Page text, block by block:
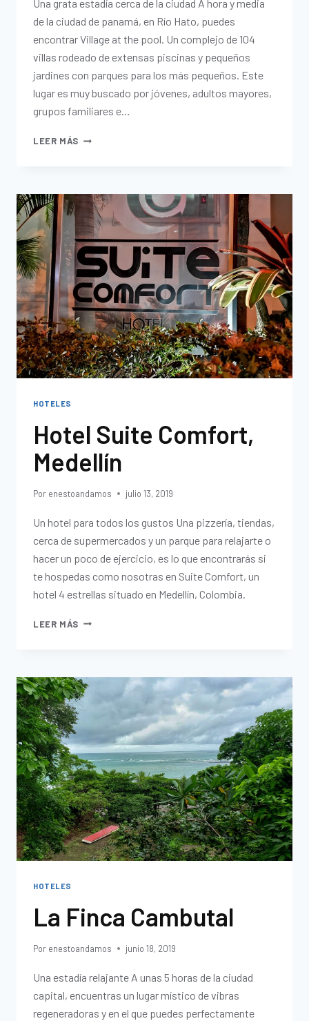
Una grata estadía cerca de la ciudad A hora y media
de la ciudad de panamá, en Río Hato, puedes
encontrar Village at the pool. Un complejo de 104
villas rodeado de extensas piscinas y pequeños
jardines con parques para los más pequeños. Este
lugar es muy buscado por jóvenes, adultos mayores,
grupos familiares e…
LEER MÁS
HOTELES
Hotel Suite Comfort,
Medellín
Por enestoandamos julio 13, 2019
Un hotel para todos los gustos Una pizzería, tiendas,
cerca de supermercados y un parque para relajarte o
hacer un poco de ejercicio, es lo que encontrarás si
te hospedas como nosotras en Suite Comfort, un
hotel 4 estrellas situado en Medellín, Colombia.
LEER MÁS
HOTELES
La Finca Cambutal
Por enestoandamos junio 18, 2019
Una estadía relajante A unas 5 horas de la ciudad
capital, encuentras un lugar místico de vibras
regeneradoras y en el que puedes perfectamente